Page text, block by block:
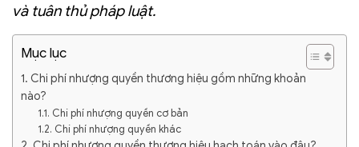
và tuân thủ pháp luật.
Mục lục
1. Chi phí nhượng quyền thương hiệu gồm những khoản
nào?
1.1. Chi phí nhượng quyền cơ bản
1.2. Chi phí nhượng quyền khác